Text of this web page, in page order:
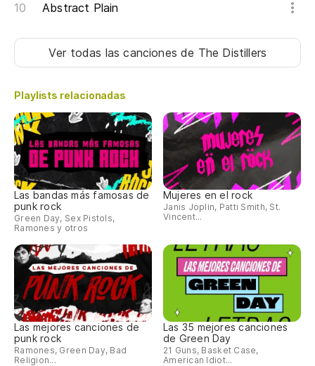
Abstract Plain
Ver todas las cancionesde The Distillers
Playlists relacionadas
Las bandas más famosas de
punk rock
Green Day, Sex Pistols,
Ramones y otros
Mujeres en el rock
Janis Joplin, Patti Smith, St.
Vincent...
Las mejores canciones de
punk rock
Ramones, Green Day, Bad
Religion...
Las 35 mejores canciones
de Green Day
21 Guns, Basket Case,
American Idiot...